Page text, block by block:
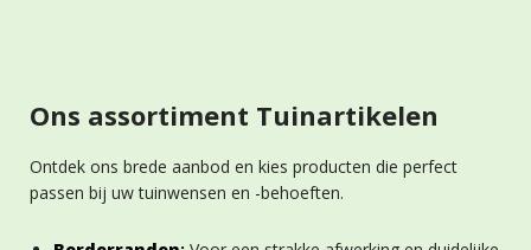
Ons assortiment Tuinartikelen
Ontdek ons brede aanbod en kies producten die perfect
passen bij uw tuinwensen en -behoeften.